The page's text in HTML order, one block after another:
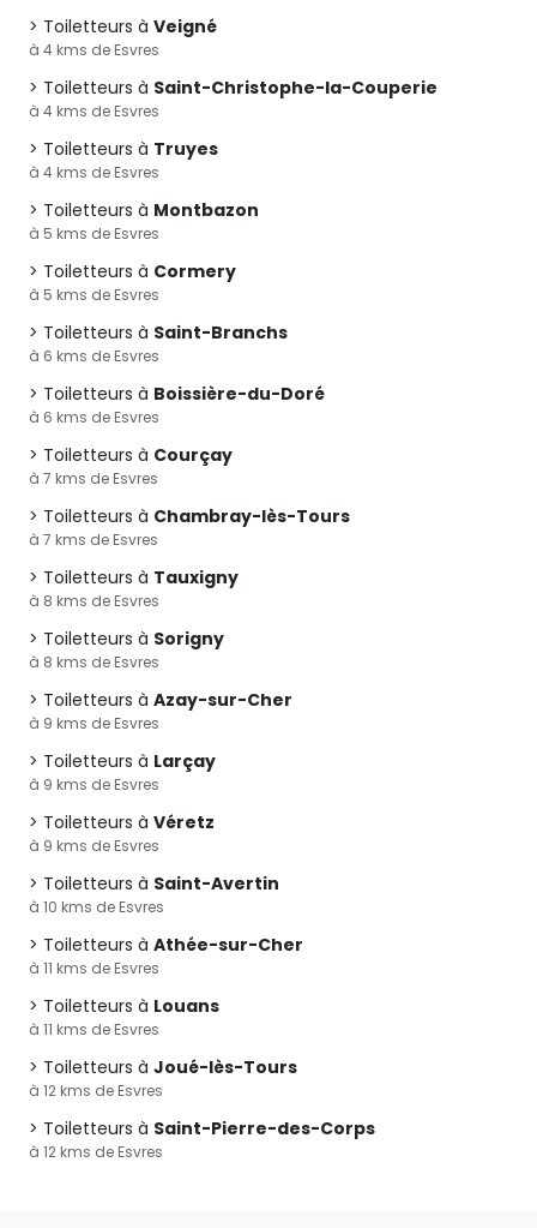
Toiletteurs à Veigné
à 4 kms de Esvres
Toiletteurs à Saint-Christophe-la-Couperie
à 4 kms de Esvres
Toiletteurs à Truyes
à 4 kms de Esvres
Toiletteurs à Montbazon
à 5 kms de Esvres
Toiletteurs à Cormery
à 5 kms de Esvres
Toiletteurs à Saint-Branchs
à 6 kms de Esvres
Toiletteurs à Boissière-du-Doré
à 6 kms de Esvres
Toiletteurs à Courçay
à 7 kms de Esvres
Toiletteurs à Chambray-lès-Tours
à 7 kms de Esvres
Toiletteurs à Tauxigny
à 8 kms de Esvres
Toiletteurs à Sorigny
à 8 kms de Esvres
Toiletteurs à Azay-sur-Cher
à 9 kms de Esvres
Toiletteurs à Larçay
à 9 kms de Esvres
Toiletteurs à Véretz
à 9 kms de Esvres
Toiletteurs à Saint-Avertin
à 10 kms de Esvres
Toiletteurs à Athée-sur-Cher
à 11 kms de Esvres
Toiletteurs à Louans
à 11 kms de Esvres
Toiletteurs à Joué-lès-Tours
à 12 kms de Esvres
Toiletteurs à Saint-Pierre-des-Corps
à 12 kms de Esvres